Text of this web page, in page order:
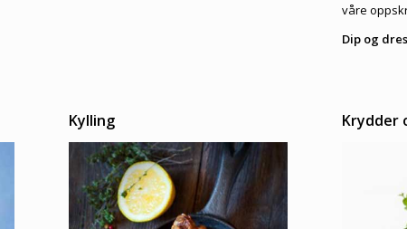
våre
Dip og
Kylling Krydder